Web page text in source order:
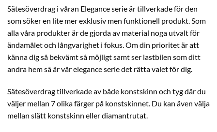
Sätesöverdrag i våran Elegance serie är tillverkade för den
som söker en lite mer exklusiv men funktionell produkt. Som
alla våra produkter är de gjorda av material noga utvalt för
ändamålet och långvarighet i fokus. Om din prioritet är att
känna dig så bekvämt så möjligt samt ser lastbilen som ditt
andra hem så är vår elegance serie det rätta valet för dig.
Sätesöverdrag tillverkade av både konstskinn och tyg där du
väljer mellan 7 olika färger på konstskinnet. Du kan även välja
mellan slätt konstskinn eller diamantrutat.